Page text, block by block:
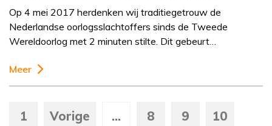
Op 4 mei 2017 herdenken wij traditiegetrouw de
Nederlandse oorlogsslachtoffers sinds de Tweede
Wereldoorlog met 2 minuten stilte. Dit gebeurt…
Meer
1 Vorige ... 8 9 10